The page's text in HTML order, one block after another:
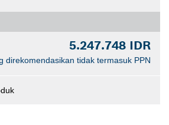
5.247.748 IDR
direkomendasikan tidak termasuk PPN